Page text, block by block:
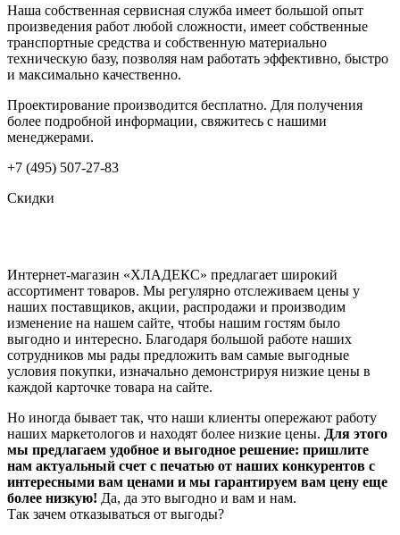
Наша собственная сервисная служба имеет большой опыт
произведения работ любой сложности, имеет собственные
транспортные средства и собственную материально
техническую базу, позволяя нам работать эффективно, быстро
и максимально качественно.
Проектирование производится бесплатно. Для получения
более подробной информации, свяжитесь с нашими
менеджерами.
+7 (495) 507-27-83
Скидки
Интернет-магазин «ХЛАДЕКС» предлагает широкий
ассортимент товаров. Мы регулярно отслеживаем цены у
наших поставщиков, акции, распродажи и производим
изменение на нашем сайте, чтобы нашим гостям было
выгодно и интересно. Благодаря большой работе наших
сотрудников мы рады предложить вам самые выгодные
условия покупки, изначально демонстрируя низкие цены в
каждой карточке товара на сайте.
Но иногда бывает так, что наши клиенты опережают работу
наших маркетологов и находят более низкие цены. Для этого
мы предлагаем удобное и выгодное решение: пришлите
нам актуальный счет с печатью от наших конкурентов с
интересными вам ценами и мы гарантируем вам цену еще
более низкую! Да, да это выгодно и вам и нам.
Так зачем отказываться от выгоды?